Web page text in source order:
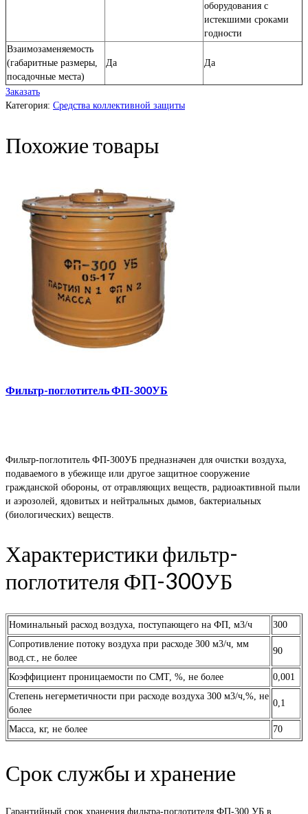
оборудования с
истекшими сроками
годности
Взаимозаменяемость
(габаритные размеры,
посадочные места)
Да Да
Заказать
Категория: Средства коллективной защиты
Похожие товары
Фильтр-поглотитель ФП-300УБ
Фильтр-поглотитель ФП-300УБ предназначен для очистки воздуха,
подаваемого в убежище или другое защитное сооружение
гражданской обороны, от отравляющих веществ, радиоактивной пыли
и аэрозолей, ядовитых и нейтральных дымов, бактериальных
(биологических) веществ.
Характеристики фильтр-
поглотителя ФП-300УБ
Номинальный расход воздуха, поступающего на ФП, м3/ч
300
Сопротивление потоку воздуха при расходе 300 м3/ч, мм
вод.ст., не более
90
Коэффициент проницаемости по СМТ, %, не более
0,001
Степень негерметичности при расходе воздуха 300 м3/ч,%, не
более
0,1
Масса, кг, не более 70
Срок службы и хранение
Гарантийный срок хранения фильтра-поглотителя ФП-300 УБ в